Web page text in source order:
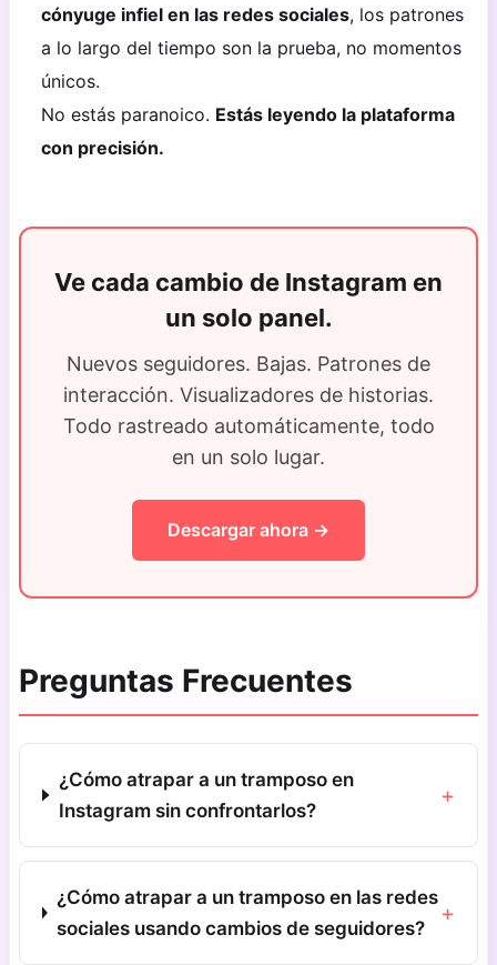
cónyuge infiel en las redes sociales, los patrones
a lo largo del tiempo son la prueba, no momentos
únicos.
No estás paranoico. Estás leyendo la plataforma
con precisión.
Ve cada cambio de Instagram en
un solo panel.
Nuevos seguidores. Bajas. Patrones de
interacción. Visualizadores de historias.
Todo rastreado automáticamente, todo
en un solo lugar.
Descargar ahora →
Preguntas Frecuentes
¿Cómo atrapar a un tramposo en
Instagram sin confrontarlos?
+
¿Cómo atrapar a un tramposo en las redes
sociales usando cambios de seguidores?
+